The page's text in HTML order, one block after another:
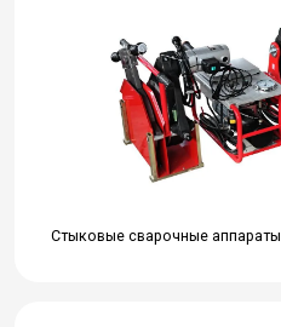
Стыковые сварочные аппараты